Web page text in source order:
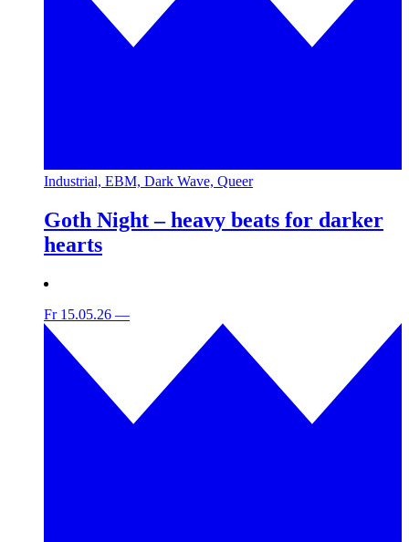
Industrial, EBM, Dark Wave, Queer
Goth Night – heavy beats for darker
hearts
Fr 15.05.26 —